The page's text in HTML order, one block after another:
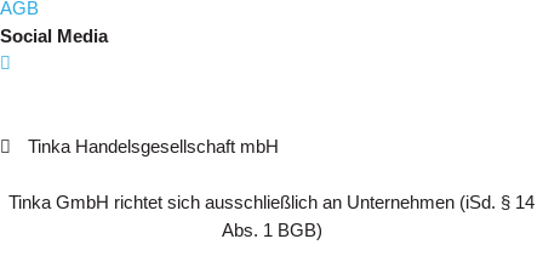
AGB
Social Media
Tinka Handelsgesellschaft mbH
Tinka GmbH richtet sich ausschließlich an Unternehmen (iSd. § 14
Abs. 1 BGB)